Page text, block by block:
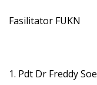
Fasilitator FUKN
1. Pdt Dr Freddy